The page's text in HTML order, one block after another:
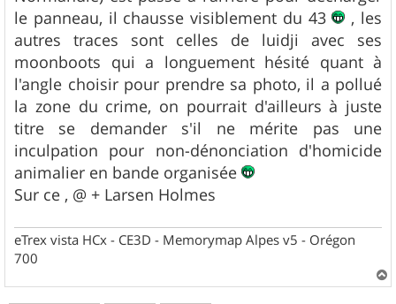
le panneau, il chausse visiblement du 43
, les
autres traces sont celles de luidji avec ses
moonboots qui a longuement hésité quant à
l'angle choisir pour prendre sa photo, il a pollué
la zone du crime, on pourrait d'ailleurs à juste
titre se demander s'il ne mérite pas une
inculpation pour non-dénonciation d'homicide
animalier en bande organisée
Sur ce , @ + Larsen Holmes
eTrex vista HCx - CE3D - Memorymap Alpes v5 - Orégon
700
a